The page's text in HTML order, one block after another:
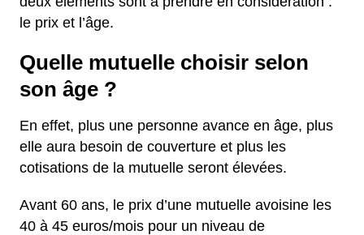
le prix et l’âge.
Quelle mutuelle choisir selon
son âge ?
En effet, plus une personne avance en âge, plus
elle aura besoin de couverture et plus les
cotisations de la mutuelle seront élevées.
Avant 60 ans, le prix d’une mutuelle avoisine les
40 à 45 euros/mois pour un niveau de